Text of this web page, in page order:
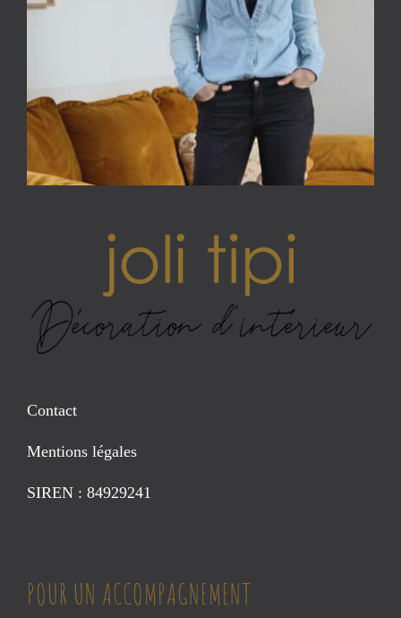
Contact
Mentions légales
SIREN : 84929241
POUR UN ACCOMPAGNEMENT